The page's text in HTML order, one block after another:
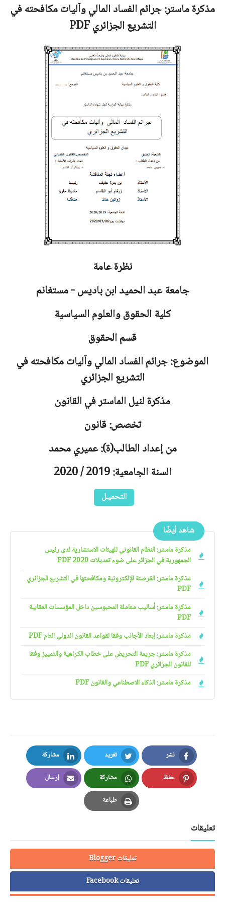
مذكرة ماستر:جرائم الفساد المالي وآليات مكافحته في
التشريع الجزائريPDF
نظرة عامة
جامعة عبد الحميد ابن باديس - مستغانم
كلية الحقوق والعلوم السياسية
قسم الحقوق
الموضوع: جرائم الفساد المالي وآليات مكافحته في
التشريع الجزائري
مذكرة لنيل الماستر في القانون
تخصص: قانون
من إعداد الطالب(ة): عميري محمد
السنة الجامعية: 2019 / 2020
التحميـل
شاهد أيضًا
مذكرة ماستر: النظام القانوني للهيئات الاستشارية لدى رئيس
الجمهورية في الجزائر على ضوء تعديلات 2020 PDF
مذكرة ماستر: القرصنة الإلكترونية ومكافحتها في التشريع الجزائري
PDF
مذكرة ماستر: أساليب معاملة المحبوسين داخل المؤسسات العقابية
PDF
مذكرة ماستر: إبعاد الأجانب وفقا لقواعد القانون الدولي العام PDF
مذكرة ماستر: جريمة التحريض على خطاب الكراهية والتمييز وفقا
للقانون الجزائري PDF
مذكرة ماستر: الذكاء الاصطناعي والقانون PDF
نشر
Facebook
تغريد
Twitter
مشاركة
LinkedIn
حفظ
Pinterest
مشاركة
Whatsapp
إرسال
Email
طباعة
Print
تعليقات
تعليقات Blogger
تعليقات Facebook